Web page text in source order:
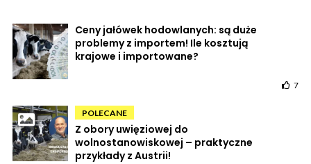
Ceny jałówek hodowlanych: są duże
problemy z importem! Ile kosztują
krajowe i importowane?
7
POLECANE
Z obory uwięziowej do
wolnostanowiskowej – praktyczne
przykłady z Austrii!